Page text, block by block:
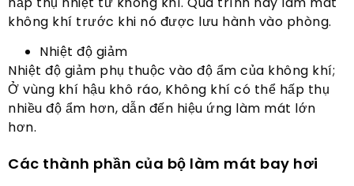
không khí trước khi nó được lưu hành vào phòng.
Nhiệt độ giảm
Nhiệt độ giảm phụ thuộc vào độ ẩm của không khí;
Ở vùng khí hậu khô ráo, Không khí có thể hấp thụ
nhiều độ ẩm hơn, dẫn đến hiệu ứng làm mát lớn
hơn.
Các thành phần của bộ làm mát bay hơi